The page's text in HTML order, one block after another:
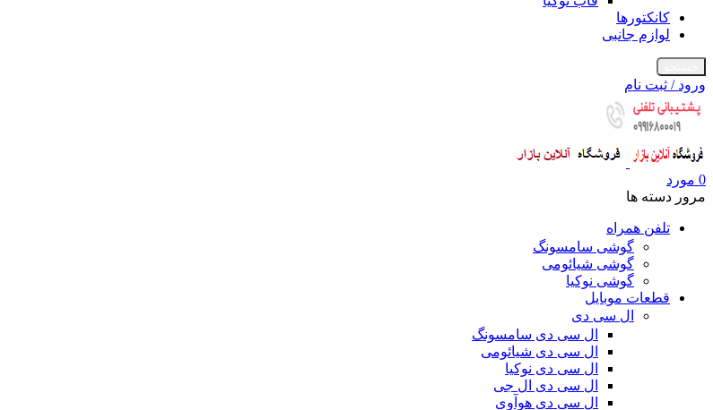
کانکتورها
لوازم جانبی
ورود / ثبت نام
0 مورد
مرور دسته ها
تلفن همراه
گوشی سامسونگ
گوشی شیائومی
گوشی نوکیا
قطعات موبایل
ال سی دی
ال سی دی سامسونگ
ال سی دی شیائومی
ال سی دی نوکیا
ال سی دی ال جی
ال سی دی هوآوی